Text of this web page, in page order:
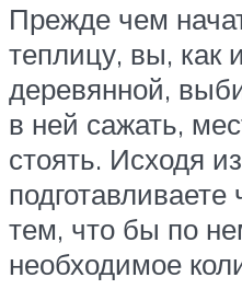
Прежде чем
теплицу, вы, как
деревянной,
в ней сажать,
стоять. Исходя
тем, что бы по
необходимое